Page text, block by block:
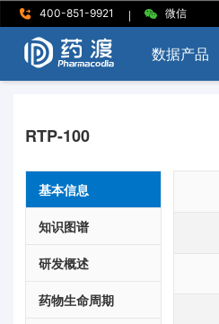
400-851-9921 | 微信
数据产品
RTP-100
基本信息
知识图谱
研发概述
药物生命周期